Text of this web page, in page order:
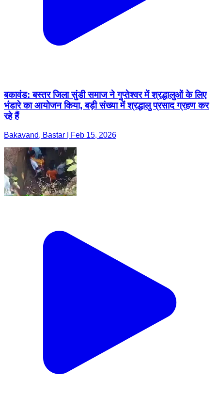
बकावंड: बस्तर जिला सुंडी समाज ने गुप्तेश्वर में श्रद्धालुओं के लिए
भंडारे का आयोजन किया, बड़ी संख्या में श्रद्धालु प्रसाद ग्रहण कर
रहे हैं
Bakavand, Bastar | Feb 15, 2026